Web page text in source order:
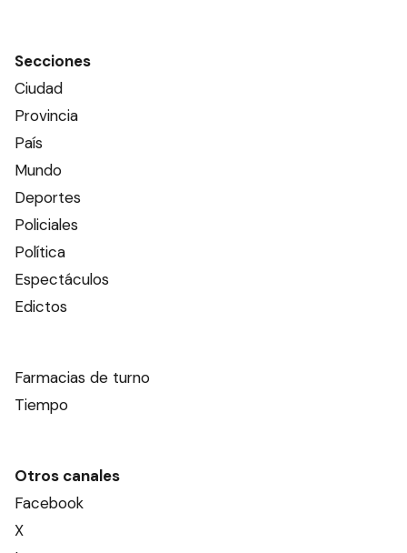
Secciones
Ciudad
Provincia
País
Mundo
Deportes
Policiales
Política
Espectáculos
Edictos
Farmacias de turno
Tiempo
Otros canales
Facebook
X